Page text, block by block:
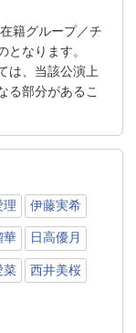
籍グループ／チ
となります。
は、当該公演上
る部分があるこ
理 伊藤実希
華 日高優月
菜 西井美桜